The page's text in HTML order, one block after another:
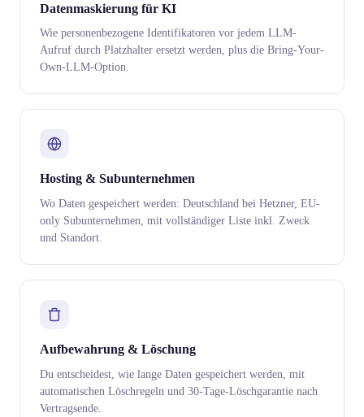
Datenmaskierung für KI
Wie personenbezogene Identifikatoren vor jedem LLM-
Aufruf durch Platzhalter ersetzt werden, plus die Bring-Your-
Own-LLM-Option.
Hosting & Subunternehmen
Wo Daten gespeichert werden: Deutschland bei Hetzner, EU-
only Subunternehmen, mit vollständiger Liste inkl. Zweck
und Standort.
Aufbewahrung & Löschung
Du entscheidest, wie lange Daten gespeichert werden, mit
automatischen Löschregeln und 30-Tage-Löschgarantie nach
Vertragsende.